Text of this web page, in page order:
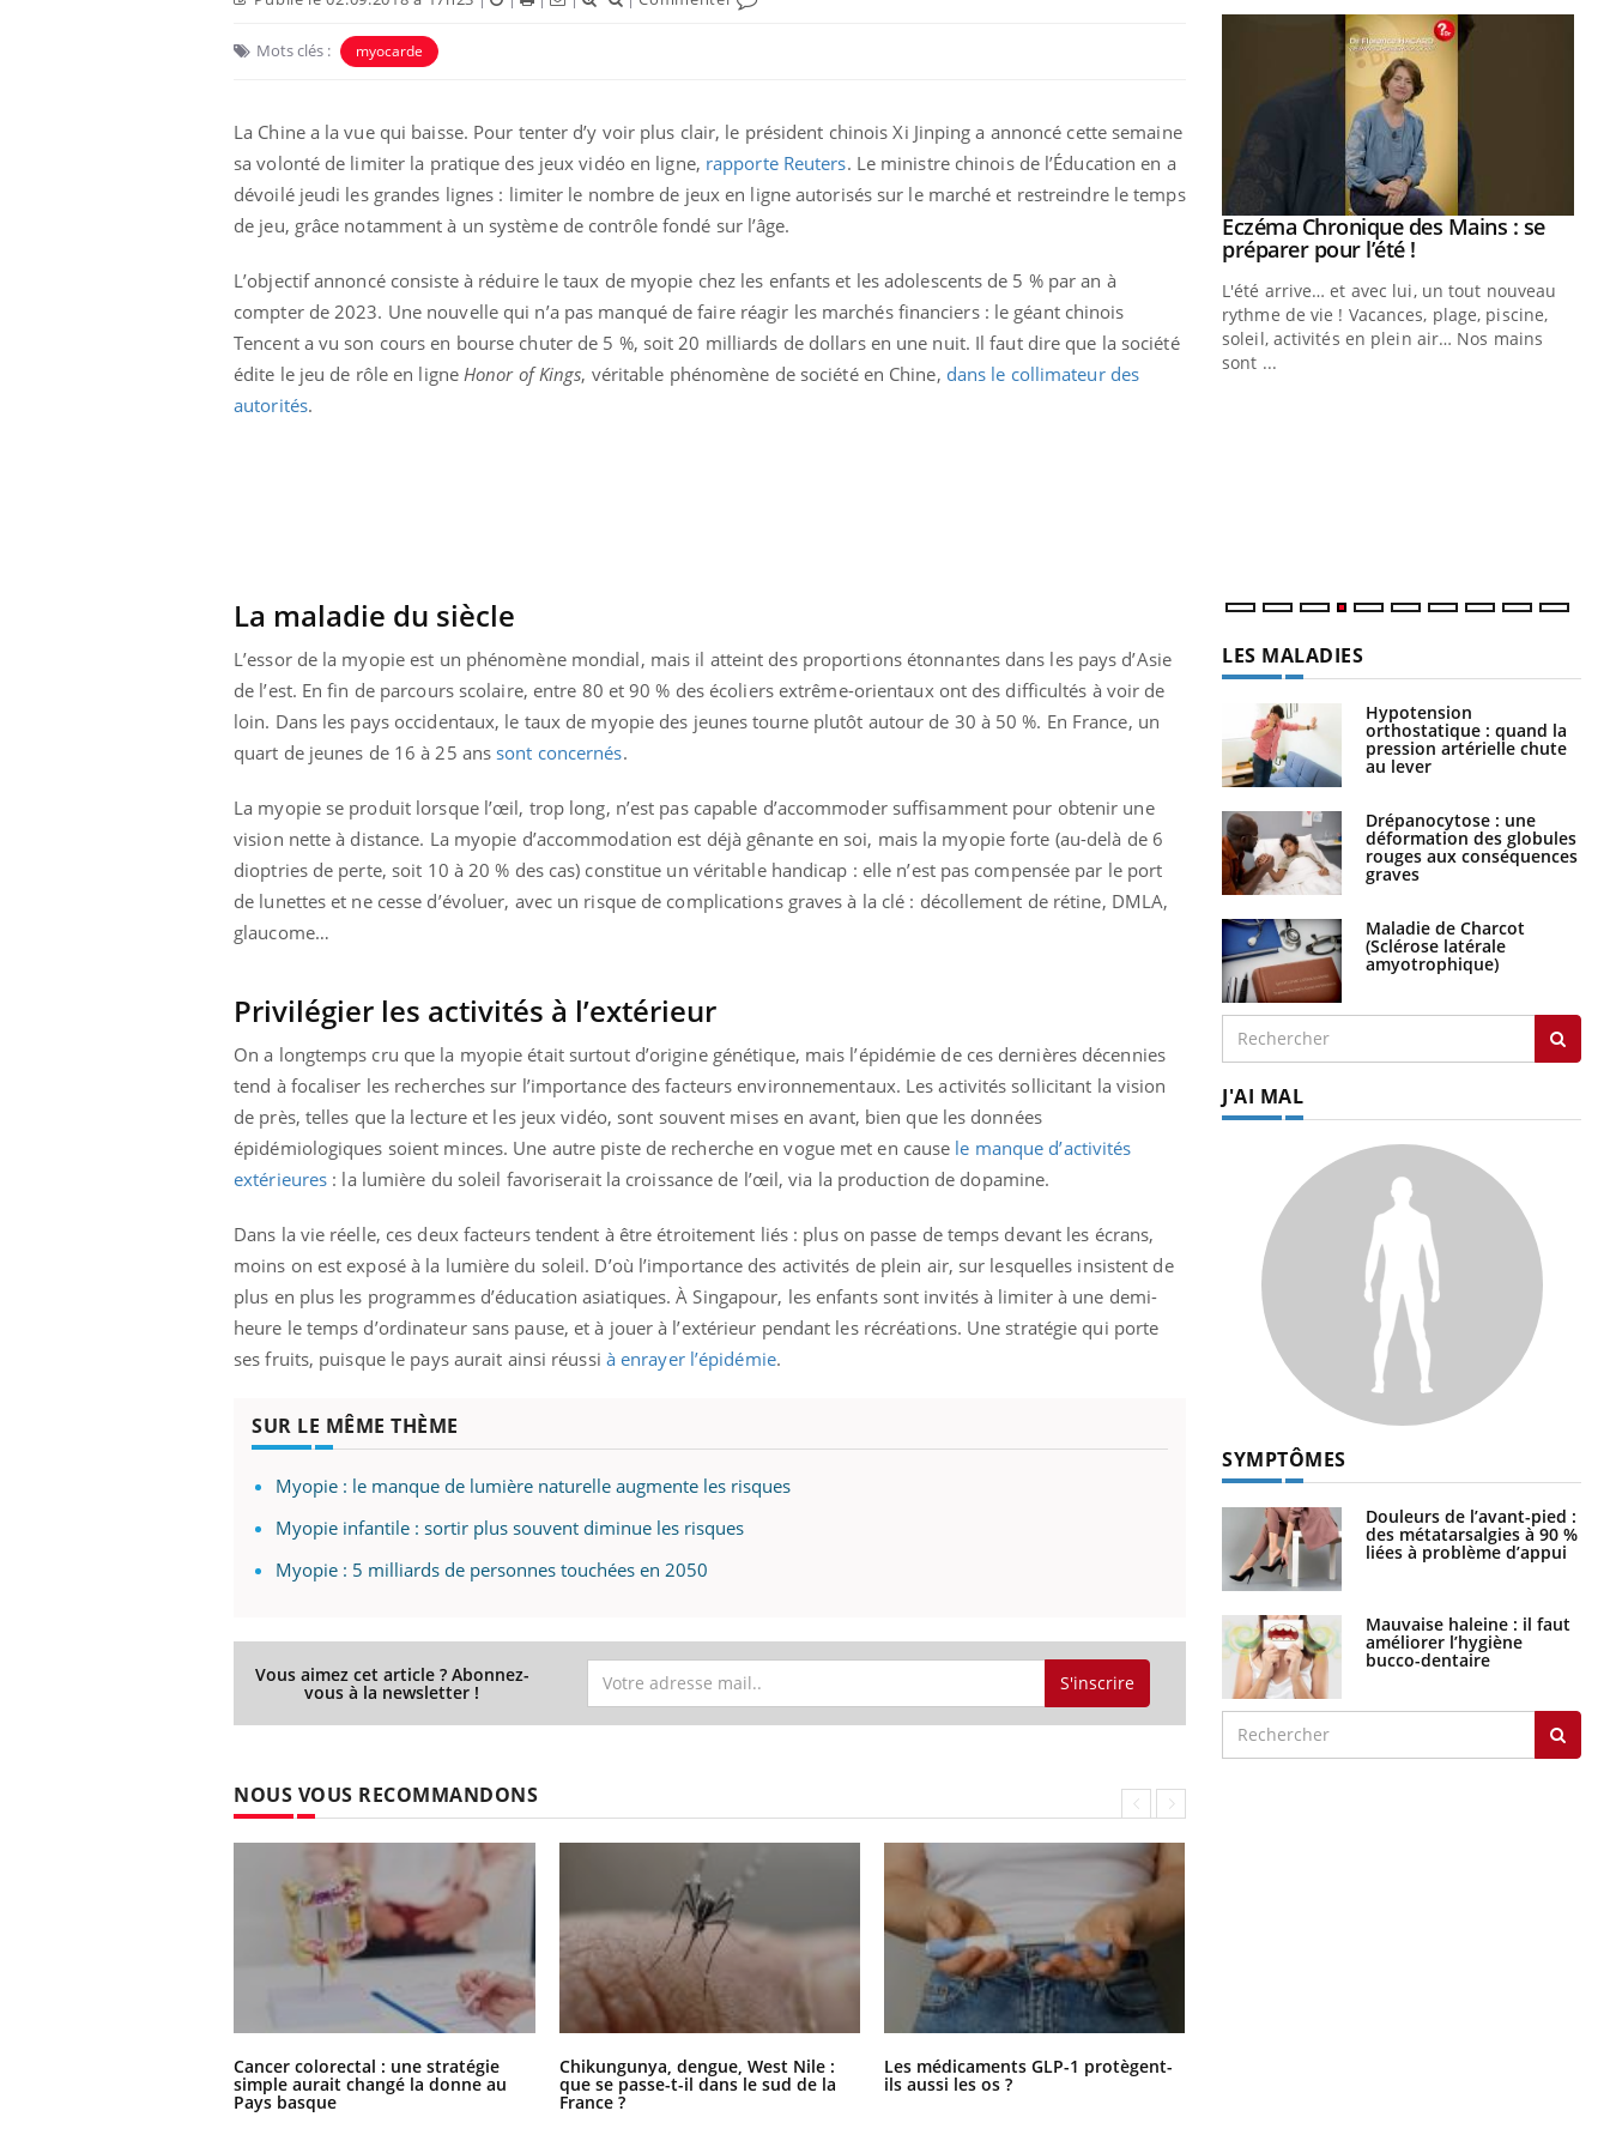
Mots clés : myocarde
La Chine a la vue qui baisse. Pour tenter d’y voir plus clair, le président chinois Xi Jinping a annoncé cette semaine
sa volonté de limiter la pratique des jeux vidéo en ligne, rapporte Reuters. Le ministre chinois de l’Éducation en a
dévoilé jeudi les grandes lignes : limiter le nombre de jeux en ligne autorisés sur le marché et restreindre le temps
de jeu, grâce notamment à un système de contrôle fondé sur l’âge.
L’objectif annoncé consiste à réduire le taux de myopie chez les enfants et les adolescents de 5 % par an à
compter de 2023. Une nouvelle qui n’a pas manqué de faire réagir les marchés financiers : le géant chinois
Tencent a vu son cours en bourse chuter de 5 %, soit 20 milliards de dollars en une nuit. Il faut dire que la société
édite le jeu de rôle en ligne Honor of Kings, véritable phénomène de société en Chine, dans le collimateur des
autorités.
La maladie du siècle
L’essor de la myopie est un phénomène mondial, mais il atteint des proportions étonnantes dans les pays d’Asie
de l’est. En fin de parcours scolaire, entre 80 et 90 % des écoliers extrême-orientaux ont des difficultés à voir de
loin. Dans les pays occidentaux, le taux de myopie des jeunes tourne plutôt autour de 30 à 50 %. En France, un
quart de jeunes de 16 à 25 ans sont concernés.
La myopie se produit lorsque l’œil, trop long, n’est pas capable d’accommoder suffisamment pour obtenir une
vision nette à distance. La myopie d’accommodation est déjà gênante en soi, mais la myopie forte (au-delà de 6
dioptries de perte, soit 10 à 20 % des cas) constitue un véritable handicap : elle n’est pas compensée par le port
de lunettes et ne cesse d’évoluer, avec un risque de complications graves à la clé : décollement de rétine, DMLA,
glaucome…
Privilégier les activités à l’extérieur
On a longtemps cru que la myopie était surtout d’origine génétique, mais l’épidémie de ces dernières décennies
tend à focaliser les recherches sur l’importance des facteurs environnementaux. Les activités sollicitant la vision
de près, telles que la lecture et les jeux vidéo, sont souvent mises en avant, bien que les données
épidémiologiques soient minces. Une autre piste de recherche en vogue met en cause le manque d’activités
extérieures : la lumière du soleil favoriserait la croissance de l’œil, via la production de dopamine.
Dans la vie réelle, ces deux facteurs tendent à être étroitement liés : plus on passe de temps devant les écrans,
moins on est exposé à la lumière du soleil. D’où l’importance des activités de plein air, sur lesquelles insistent de
plus en plus les programmes d’éducation asiatiques. À Singapour, les enfants sont invités à limiter à une demi-
heure le temps d’ordinateur sans pause, et à jouer à l’extérieur pendant les récréations. Une stratégie qui porte
ses fruits, puisque le pays aurait ainsi réussi à enrayer l’épidémie.
SUR LE MÊME THÈME
Myopie : le manque de lumière naturelle augmente les risques
Myopie infantile : sortir plus souvent diminue les risques
Myopie : 5 milliards de personnes touchées en 2050
Vous aimez cet article ? Abonnez-
vous à la newsletter ! S'inscrire
NOUS VOUS RECOMMANDONS
Cancer colorectal : une stratégie
simple aurait changé la donne au
Pays basque
Chikungunya, dengue, West Nile :
que se passe-t-il dans le sud de la
France ?
Les médicaments GLP-1 protègent-
ils aussi les os ?
Carence en fer : comprendre pour
Fatigue, irritabilité, brouillard mental ou
même alopécie… Les symptômes de la
carence en fer sont multiples ce qui la rend
Youtube
Insuline & Charge mentale : et si on
En 2026, l'insuline dans le diabète de type 2
reste entourée d'idées reçues chez les
patients comme parfois chez les soignants.
Youtube
Eczéma Chronique des Mains : se
préparer pour l’été !Youtube
L'été arrive… et avec lui, un tout nouveau
rythme de vie ! Vacances, plage, piscine,
soleil, activités en plein air… Nos mains
sont ...
Youtube
Diabète & Ramadan 2026Youtube
Le Ramadan approche, et, pour de
nombreuses personnes atteintes de
diabète, c'est une période de questions, de
défis, mais ...
LES MALADIES
Hypotension
orthostatique : quand la
pression artérielle chute
au lever
Drépanocytose : une
déformation des globules
rouges aux conséquences
graves
Maladie de Charcot
(Sclérose latérale
amyotrophique)
J'AI MAL
SYMPTÔMES
Douleurs de l’avant-pied :
des métatarsalgies à 90 %
liées à problème d’appui
Mauvaise haleine : il faut
améliorer l’hygiène
bucco-dentaire